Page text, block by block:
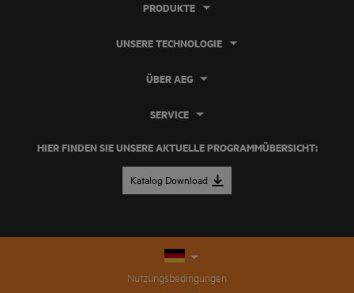
HIER FINDEN SIE UNSERE AKTUELLE PROGRAMMÜBERSICHT:
Katalog Download
PRODUKTE
UNSERE TECHNOLOGIE
ÜBER AEG
SERVICE
Nutzungsbedingungen